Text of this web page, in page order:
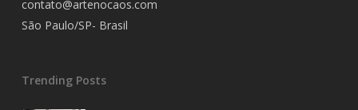
contato@artenocaos.com
São Paulo/SP- Brasil
Trending Posts